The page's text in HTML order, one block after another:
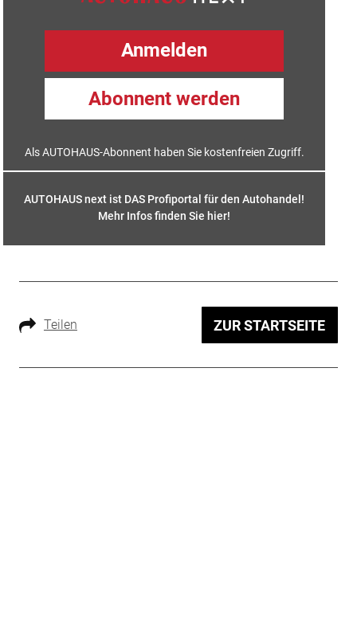
Anmelden
Abonnent werden
Als AUTOHAUS-Abonnent haben Sie kostenfreien Zugriff.
AUTOHAUS next ist DAS Profiportal für den Autohandel!
Mehr Infos finden Sie hier!
Teilen ZUR STARTSEITE